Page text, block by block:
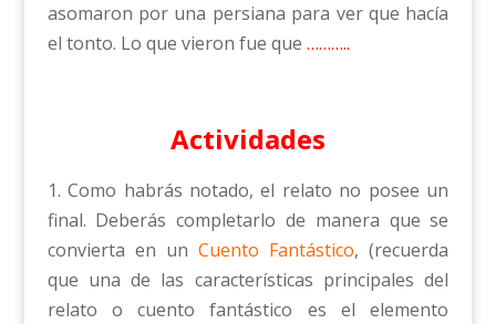
asomaron por una persiana para ver que hacía
el tonto. Lo que vieron fue que ………..
Actividades
1. Como habrás notado, el relato no posee un
final. Deberás completarlo de manera que se
convierta en unCuento Fantástico, (recuerda
que una de las características principales del
relato o cuento fantástico es el elemento